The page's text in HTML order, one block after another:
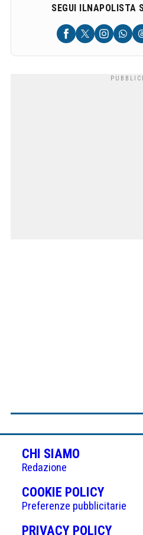
SEGUI ILNAPOLISTA
CHI SIAMO
Redazione
COOKIE POLICY(APRE
IN
UNA
Preferenze pubblicitarie
PRIVACY POLICY(APRE